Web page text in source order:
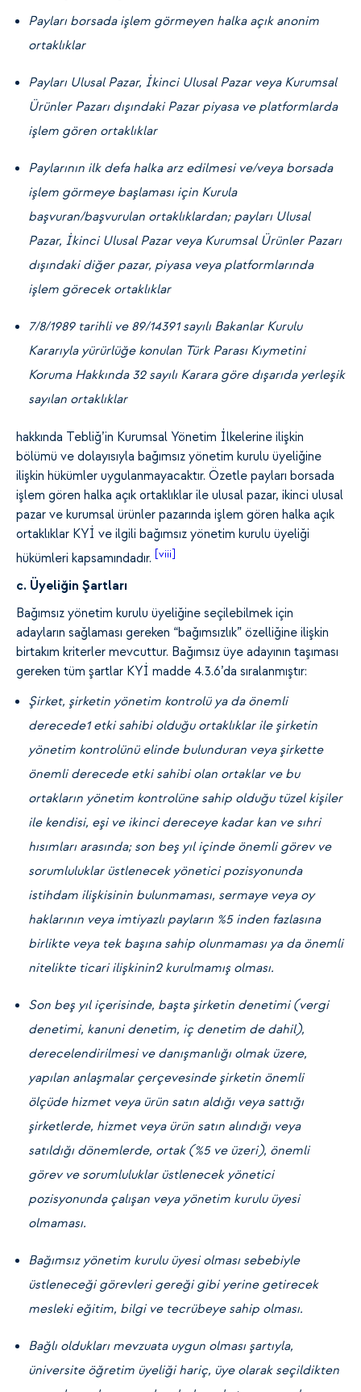
Payları borsada işlem görmeyen halka açık anonim
ortaklıklar
Payları Ulusal Pazar, İkinci Ulusal Pazar veya Kurumsal
Ürünler Pazarı dışındaki Pazar piyasa ve platformlarda
işlem gören ortaklıklar
Paylarının ilk defa halka arz edilmesi ve/veya borsada
işlem görmeye başlaması için Kurula
başvuran/başvurulan ortaklıklardan; payları Ulusal
Pazar, İkinci Ulusal Pazar veya Kurumsal Ürünler Pazarı
dışındaki diğer pazar, piyasa veya platformlarında
işlem görecek ortaklıklar
7/8/1989 tarihli ve 89/14391 sayılı Bakanlar Kurulu
Kararıyla yürürlüğe konulan Türk Parası Kıymetini
Koruma Hakkında 32 sayılı Karara göre dışarıda yerleşik
sayılan ortaklıklar
hakkında Tebliğ’in Kurumsal Yönetim İlkelerine ilişkin
bölümü ve dolayısıyla bağımsız yönetim kurulu üyeliğine
ilişkin hükümler uygulanmayacaktır. Özetle payları borsada
işlem gören halka açık ortaklıklar ile ulusal pazar, ikinci ulusal
pazar ve kurumsal ürünler pazarında işlem gören halka açık
ortaklıklar KYİ ve ilgili bağımsız yönetim kurulu üyeliği
hükümleri kapsamındadır.
[viii]
c. Üyeliğin Şartları
Bağımsız yönetim kurulu üyeliğine seçilebilmek için
adayların sağlaması gereken “bağımsızlık” özelliğine ilişkin
birtakım kriterler mevcuttur. Bağımsız üye adayının taşıması
gereken tüm şartlar KYİ madde 4.3.6’da sıralanmıştır:
Şirket, şirketin yönetim kontrolü ya da önemli
derecede1 etki sahibi olduğu ortaklıklar ile şirketin
yönetim kontrolünü elinde bulunduran veya şirkette
önemli derecede etki sahibi olan ortaklar ve bu
ortakların yönetim kontrolüne sahip olduğu tüzel kişiler
ile kendisi, eşi ve ikinci dereceye kadar kan ve sıhri
hısımları arasında; son beş yıl içinde önemli görev ve
sorumluluklar üstlenecek yönetici pozisyonunda
istihdam ilişkisinin bulunmaması, sermaye veya oy
haklarının veya imtiyazlı payların %5 inden fazlasına
birlikte veya tek başına sahip olunmaması ya da önemli
nitelikte ticari ilişkinin2 kurulmamış olması.
Son beş yıl içerisinde, başta şirketin denetimi (vergi
denetimi, kanuni denetim, iç denetim de dahil),
derecelendirilmesi ve danışmanlığı olmak üzere,
yapılan anlaşmalar çerçevesinde şirketin önemli
ölçüde hizmet veya ürün satın aldığı veya sattığı
şirketlerde, hizmet veya ürün satın alındığı veya
satıldığı dönemlerde, ortak (%5 ve üzeri), önemli
görev ve sorumluluklar üstlenecek yönetici
pozisyonunda çalışan veya yönetim kurulu üyesi
olmaması.
Bağımsız yönetim kurulu üyesi olması sebebiyle
üstleneceği görevleri gereği gibi yerine getirecek
mesleki eğitim, bilgi ve tecrübeye sahip olması.
Bağlı oldukları mevzuata uygun olması şartıyla,
üniversite öğretim üyeliği hariç, üye olarak seçildikten